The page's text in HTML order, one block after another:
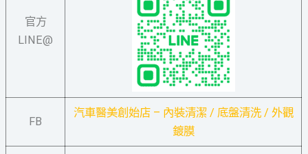
官方
LINE@
FB
汽車醫美創始店 – 內裝清潔 / 底盤清洗 / 外觀
鍍膜